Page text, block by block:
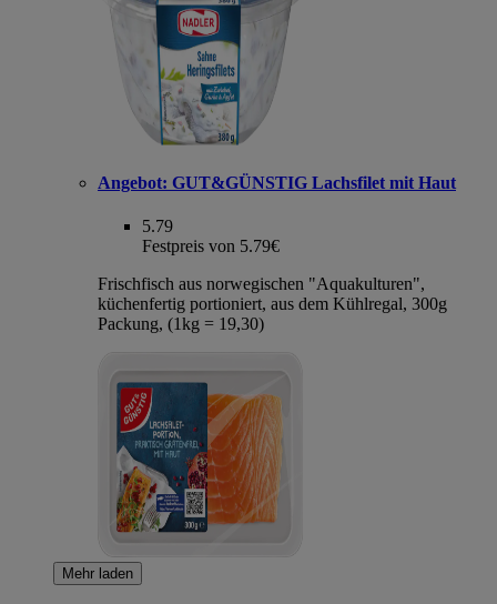
Angebot: GUT&GÜNSTIG Lachsfilet mit Haut
5.79
Festpreis von 5.79€
Frischfisch aus norwegischen "Aquakulturen",
küchenfertig portioniert, aus dem Kühlregal, 300g
Packung, (1kg = 19,30)
Mehr laden